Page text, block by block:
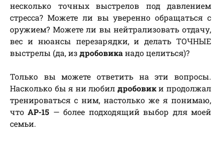
несколько точных выстрелов под давлением
стресса? Можете ли вы уверенно обращаться с
оружием? Можете ли вы нейтрализовать отдачу,
вес и нюансы перезарядки, и делать ТОЧНЫЕ
выстрелы (да, издробовиканадо целиться)?
Только вы можете ответить на эти вопросы.
Насколько бы я ни любил дробовики продолжал
тренироваться с ним, настолько же я понимаю,
чтоАР-15 — более подходящий выбор для моей
семьи.